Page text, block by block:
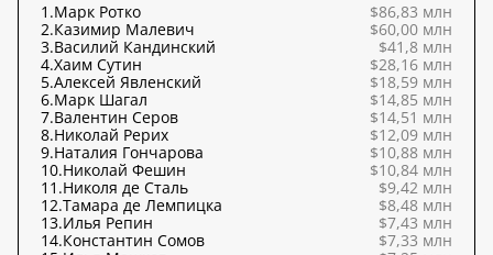
1.Марк Ротко
$86,83 млн
2.Казимир Малевич
$60,00 млн
3.Василий Кандинский
$41,8 млн
4.Хаим Сутин
$28,16 млн
5.Алексей Явленский
$18,59 млн
6.Марк Шагал
$14,85 млн
7.Валентин Серов
$14,51 млн
8.Николай Рерих
$12,09 млн
9.Наталия Гончарова
$10,88 млн
10.Николай Фешин
$10,84 млн
11.Николя де Сталь
$9,42 млн
12.Тамара де Лемпицка
$8,48 млн
13.Илья Репин
$7,43 млн
14.Константин Сомов
$7,33 млн